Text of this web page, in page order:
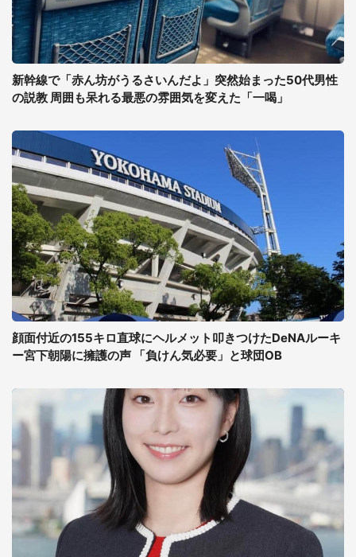
新幹線で「赤ん坊がうるさいんだよ」突然始まった50代男性
の説教 周囲も呆れる最悪の雰囲気を変えた「一喝」
顔面付近の155キロ直球にヘルメット叩きつけたDeNAルーキ
ー宮下朝陽に擁護の声 「負けん気必要」と球団OB